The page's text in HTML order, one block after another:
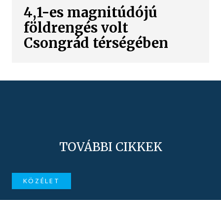
4,1-es magnitúdójú
földrengés volt
Csongrád térségében
TOVÁBBI CIKKEK
KÖZÉLET